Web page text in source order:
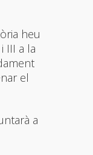
heu
III a la
el
a